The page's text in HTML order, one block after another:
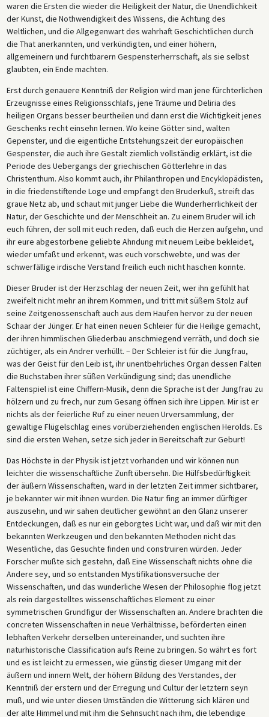
waren die Ersten die wieder die Heiligkeit der Natur, die Unendlichkeit
der Kunst, die Nothwendigkeit des Wissens, die Achtung des
Weltlichen, und die Allgegenwart des wahrhaft Geschichtlichen durch
die That anerkannten, und verkündigten, und einer höhern,
allgemeinern und furchtbarern Gespensterherrschaft, als sie selbst
glaubten, ein Ende machten.
Erst durch genauere Kenntniß der Religion wird man jene fürchterlichen
Erzeugnisse eines Religionsschlafs, jene Träume und Deliria des
heiligen Organs besser beurtheilen und dann erst die Wichtigkeit jenes
Geschenks recht einsehn lernen. Wo keine Götter sind, walten
Gepenster, und die eigentliche Entstehungszeit der europäischen
Gespenster, die auch ihre Gestalt ziemlich vollständig erklärt, ist die
Periode des Uebergangs der griechischen Götterlehre in das
Christenthum. Also kommt auch, ihr Philanthropen und Encyklopädisten,
in die friedenstiftende Loge und empfangt den Bruderkuß, streift das
graue Netz ab, und schaut mit junger Liebe die Wunderherrlichkeit der
Natur, der Geschichte und der Menschheit an. Zu einem Bruder will ich
euch führen, der soll mit euch reden, daß euch die Herzen aufgehn, und
ihr eure abgestorbene geliebte Ahndung mit neuem Leibe bekleidet,
wieder umfaßt und erkennt, was euch vorschwebte, und was der
schwerfällige irdische Verstand freilich euch nicht haschen konnte.
Dieser Bruder ist der Herzschlag der neuen Zeit, wer ihn gefühlt hat
zweifelt nicht mehr an ihrem Kommen, und tritt mit süßem Stolz auf
seine Zeitgenossenschaft auch aus dem Haufen hervor zu der neuen
Schaar der Jünger. Er hat einen neuen Schleier für die Heilige gemacht,
der ihren himmlischen Gliederbau anschmiegend verräth, und doch sie
züchtiger, als ein Andrer verhüllt. – Der Schleier ist für die Jungfrau,
was der Geist für den Leib ist, ihr unentbehrliches Organ dessen Falten
die Buchstaben ihrer süßen Verkündigung sind; das unendliche
Faltenspiel ist eine Chiffern-Musik, denn die Sprache ist der Jungfrau zu
hölzern und zu frech, nur zum Gesang öffnen sich ihre Lippen. Mir ist er
nichts als der feierliche Ruf zu einer neuen Urversammlung, der
gewaltige Flügelschlag eines vorüberziehenden englischen Herolds. Es
sind die ersten Wehen, setze sich jeder in Bereitschaft zur Geburt!
Das Höchste in der Physik ist jetzt vorhanden und wir können nun
leichter die wissenschaftliche Zunft übersehn. Die Hülfsbedürftigkeit
der äußern Wissenschaften, ward in der letzten Zeit immer sichtbarer,
je bekannter wir mit ihnen wurden. Die Natur fing an immer dürftiger
auszusehn, und wir sahen deutlicher gewöhnt an den Glanz unserer
Entdeckungen, daß es nur ein geborgtes Licht war, und daß wir mit den
bekannten Werkzeugen und den bekannten Methoden nicht das
Wesentliche, das Gesuchte finden und construiren würden. Jeder
Forscher mußte sich gestehn, daß Eine Wissenschaft nichts ohne die
Andere sey, und so entstanden Mystifikationsversuche der
Wissenschaften, und das wunderliche Wesen der Philosophie flog jetzt
als rein dargestelltes wissenschaftliches Element zu einer
symmetrischen Grundfigur der Wissenschaften an. Andere brachten die
concreten Wissenschaften in neue Verhältnisse, beförderten einen
lebhaften Verkehr derselben untereinander, und suchten ihre
naturhistorische Classification aufs Reine zu bringen. So währt es fort
und es ist leicht zu ermessen, wie günstig dieser Umgang mit der
äußern und innern Welt, der höhern Bildung des Verstandes, der
Kenntniß der erstern und der Erregung und Cultur der letztern seyn
muß, und wie unter diesen Umständen die Witterung sich klären und
der alte Himmel und mit ihm die Sehnsucht nach ihm, die lebendige